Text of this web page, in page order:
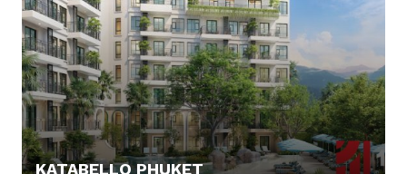
KATABELLO PHUKET